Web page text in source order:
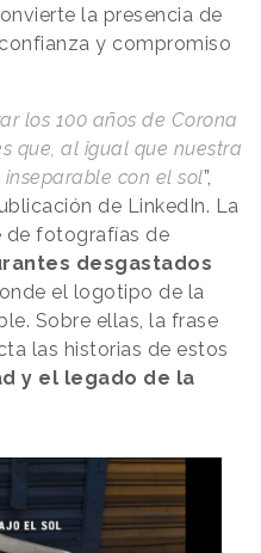
la presencia de
y compromiso
los 100 años de Corona
que, al igual que nuestra
con el sol”,
de LinkedIn. La
de fotografías de
desgastados
el logotipo de la
Sobre ellas, la frase
las historias de estos
y el legado de la